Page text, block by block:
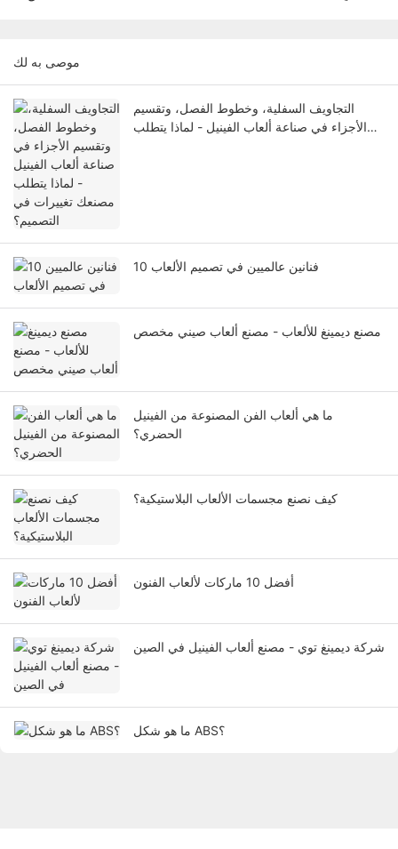
موصى به لك
التجاويف السفلية، وخطوط الفصل، وتقسيم
الأجزاء في صناعة ألعاب الفينيل - لماذا يتطلب
10 فنانين عالميين في تصميم الألعاب
مصنع ديمينغ للألعاب - مصنع ألعاب صيني مخصص
ما هي ألعاب الفن المصنوعة من الفينيل
الحضري؟
كيف نصنع مجسمات الألعاب البلاستيكية؟
أفضل 10 ماركات لألعاب الفنون
شركة ديمينغ توي - مصنع ألعاب الفينيل في الصين
ما هو شكل ABS؟